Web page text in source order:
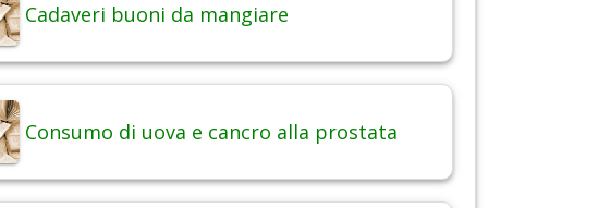
Cadaveri buoni da mangiare
Consumo di uova e cancro alla prostata